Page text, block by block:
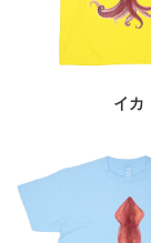
イカ